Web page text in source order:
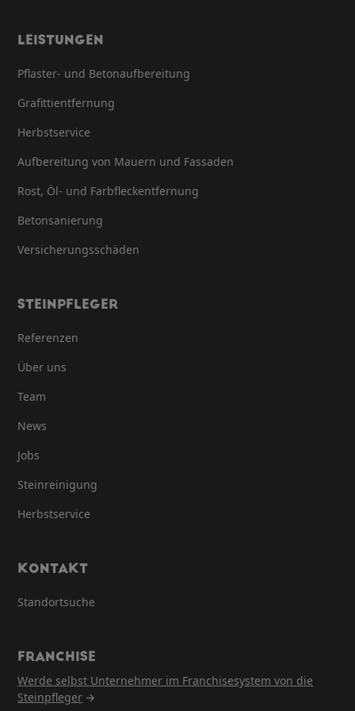
LEISTUNGEN
Pflaster- und Betonaufbereitung
Grafittientfernung
Herbstservice
Aufbereitung von Mauern und Fassaden
Rost, Öl- und Farbfleck­entfernung
Beton­sanierung
Versicherungsschäden
STEINPFLEGER
Referenzen
Über uns
Team
News
Jobs
Steinreinigung
Herbstservice
KONTAKT
Standortsuche
FRANCHISE
Werde selbst Unternehmer im Franchisesystem von die
Steinpfleger